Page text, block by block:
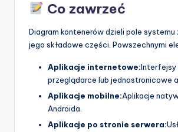
Co zawrzeć
Diagram kontenerów dzieli pole systemu
jego składowe części. Powszechnymi
Aplikacje internetowe:Interfejsy
przeglądarce lub jednostronicowe
Aplikacje mobilne:Aplikacje
Androida.
Aplikacje po stronie serwera: